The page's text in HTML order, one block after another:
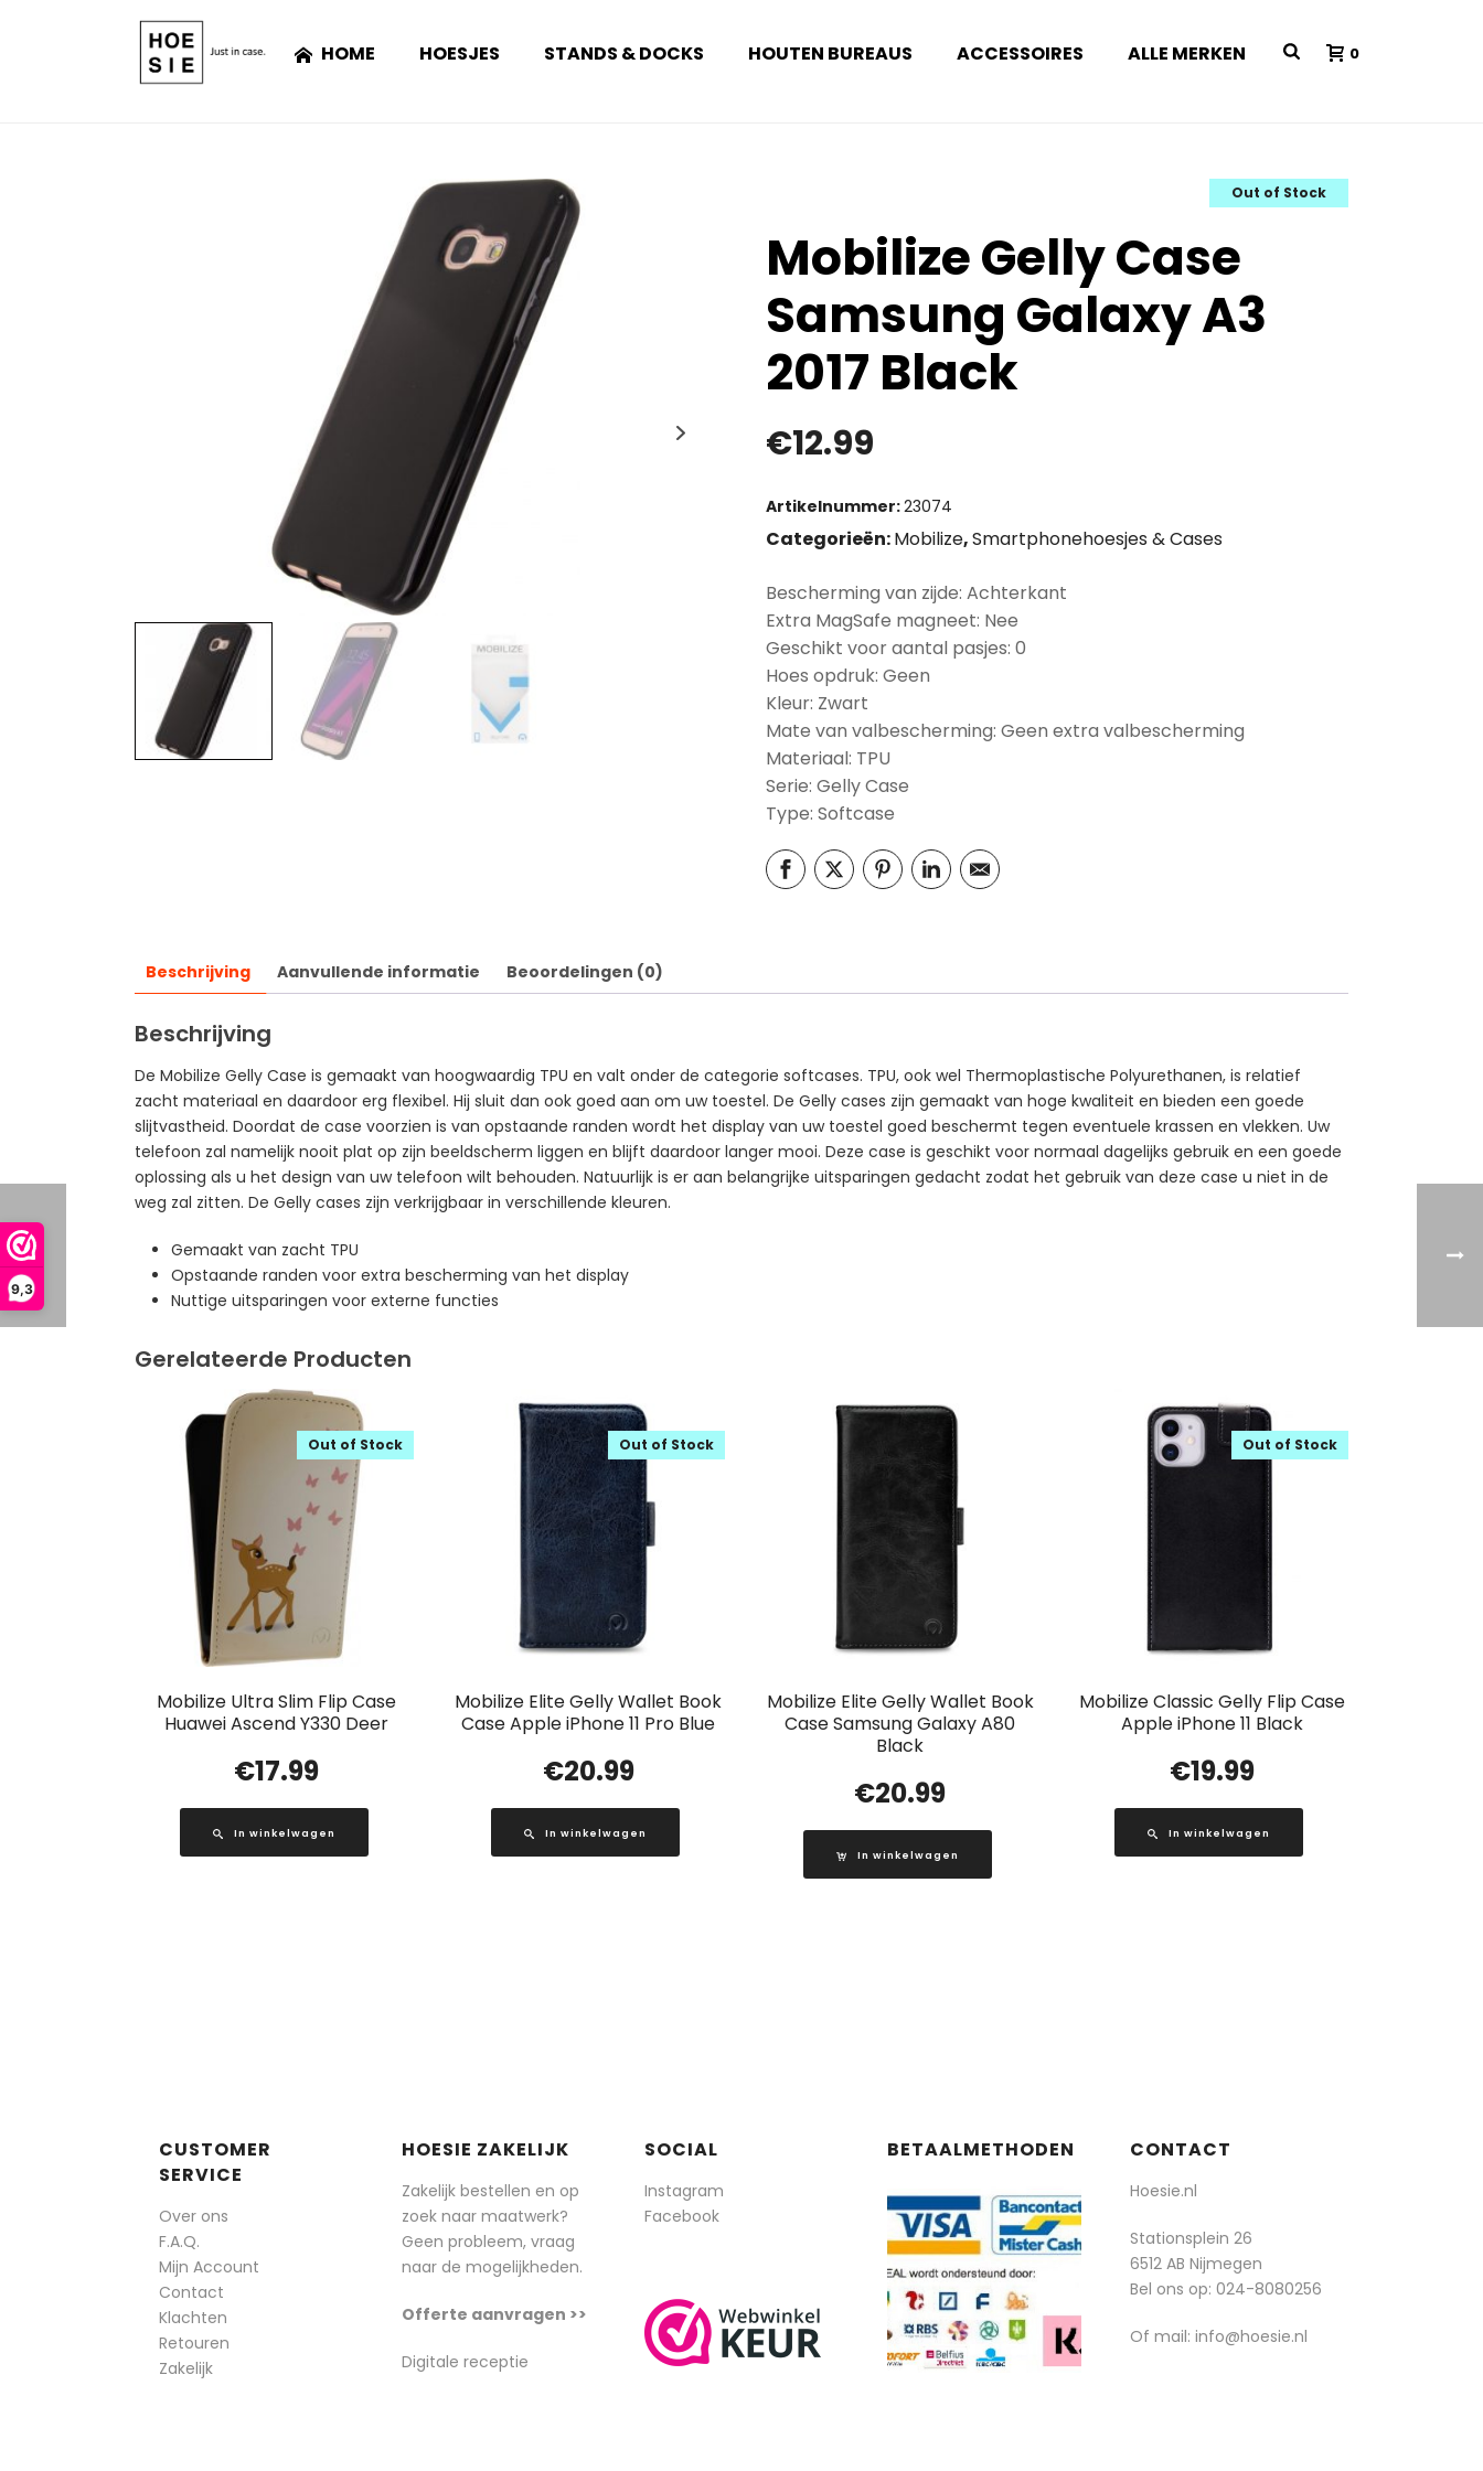
9,3
HOME HOESJES STANDS & DOCKS HOUTEN BUREAUS ACCESSOIRES ALLE MERKEN 0
Out of Stock
Mobilize Gelly Case
Samsung Galaxy A3
2017 Black
€12.99
Artikelnummer:23074
Categorieën:Mobilize,Smartphonehoesjes & Cases
Bescherming van zijde: Achterkant
Extra MagSafe magneet: Nee
Geschikt voor aantal pasjes: 0
Hoes opdruk: Geen
Kleur: Zwart
Mate van valbescherming: Geen extra valbescherming
Materiaal: TPU
Serie: Gelly Case
Type: Softcase
Beschrijving Aanvullende informatie Beoordelingen (0)
Beschrijving
De Mobilize Gelly Case is gemaakt van hoogwaardig TPU en valt onder de categorie softcases. TPU, ook wel Thermoplastische Polyurethanen, is relatief
zacht materiaal en daardoor erg flexibel. Hij sluit dan ook goed aan om uw toestel. De Gelly cases zijn gemaakt van hoge kwaliteit en bieden een goede
slijtvastheid. Doordat de case voorzien is van opstaande randen wordt het display van uw toestel goed beschermt tegen eventuele krassen en vlekken. Uw
telefoon zal namelijk nooit plat op zijn beeldscherm liggen en blijft daardoor langer mooi. Deze case is geschikt voor normaal dagelijks gebruik en een goede
oplossing als u het design van uw telefoon wilt behouden. Natuurlijk is er aan belangrijke uitsparingen gedacht zodat het gebruik van deze case u niet in de
weg zal zitten. De Gelly cases zijn verkrijgbaar in verschillende kleuren.
Gemaakt van zacht TPU
Opstaande randen voor extra bescherming van het display
Nuttige uitsparingen voor externe functies
Gerelateerde Producten
Mobilize Ultra Slim Flip Case
Huawei Ascend Y330 Deer
Out of Stock
€17.99
In winkelwagen
Mobilize Elite Gelly Wallet Book
Case Apple iPhone 11 Pro Blue
Out of Stock
€20.99
In winkelwagen
Mobilize Elite Gelly Wallet Book
Case Samsung Galaxy A80
Black
€20.99
In winkelwagen
Mobilize Classic Gelly Flip Case
Apple iPhone 11 Black
Out of Stock
€19.99
In winkelwagen
CUSTOMER
SERVICE
Over ons
F.A.Q.
Mijn Account
Contact
Klachten
Retouren
Zakelijk
HOESIE ZAKELIJK
Zakelijk bestellen en op
zoek naar maatwerk?
Geen probleem, vraag
naar de mogelijkheden.
Offerte aanvragen >>
Digitale receptie
SOCIAL
Instagram
Facebook
BETAALMETHODEN CONTACT
Hoesie.nl
Stationsplein 26
6512 AB Nijmegen
Bel ons op: 024-8080256
Of mail: info@hoesie.nl